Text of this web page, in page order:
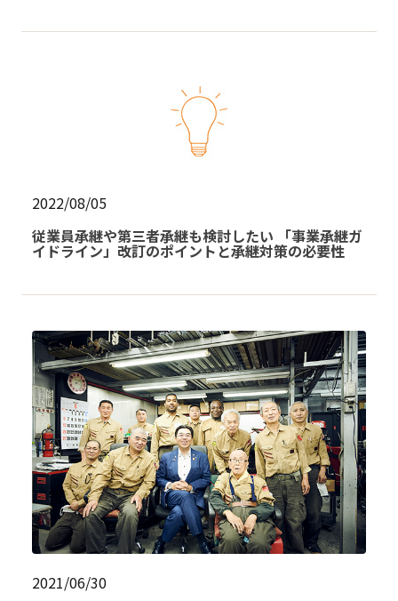
2022/08/05
従業員承継や第三者承継も検討したい 「事業承継ガ
イドライン」改訂のポイントと承継対策の必要性
2021/06/30